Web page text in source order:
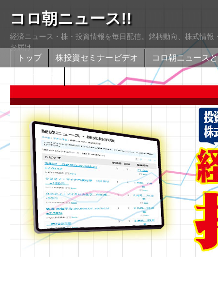
コロ朝ニュース!!
経済ニュース・株・投資情報を毎日配信。銘柄動向、株式情
お届け
トップ 株投資セミナービデオ
コロ朝ニュース